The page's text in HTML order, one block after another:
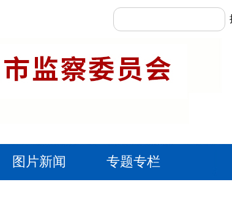
图片新闻 专题专栏